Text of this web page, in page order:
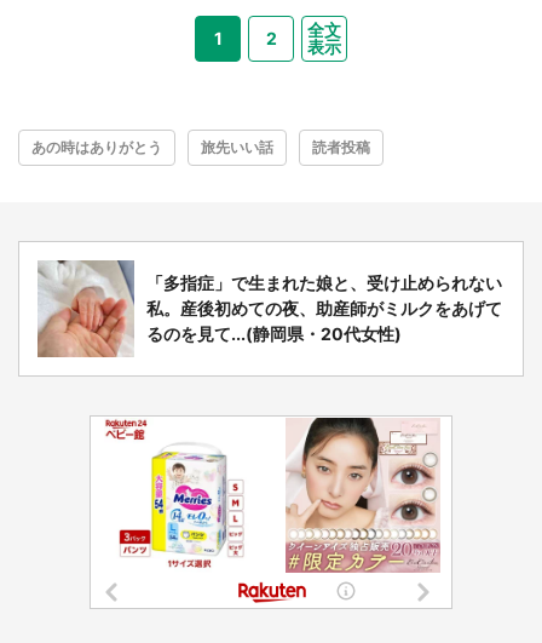
1 2
全文
表示
あの時はありがとう 旅先いい話 読者投稿
「多指症」で生まれた娘と、受け止められない
私。産後初めての夜、助産師がミルクをあげて
るのを見て...(静岡県・20代女性)